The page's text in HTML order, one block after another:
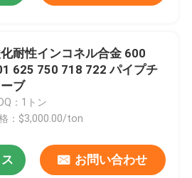
耐性インコネル合金 600
625 750 718 722 パイプチ
ブ
：1トン
：$3,000.00/ton
お問い合わせ